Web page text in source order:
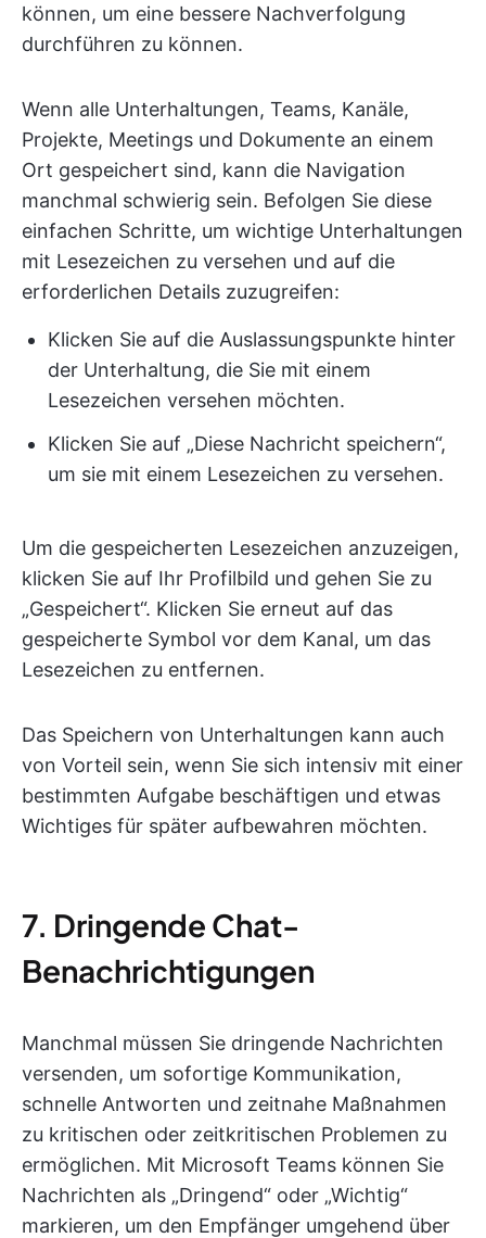
können, um eine bessere Nachverfolgung
durchführen zu können.
Wenn alle Unterhaltungen, Teams, Kanäle,
Projekte, Meetings und Dokumente an einem
Ort gespeichert sind, kann die Navigation
manchmal schwierig sein. Befolgen Sie diese
einfachen Schritte, um wichtige Unterhaltungen
mit Lesezeichen zu versehen und auf die
erforderlichen Details zuzugreifen:
Klicken Sie auf die Auslassungspunkte hinter
der Unterhaltung, die Sie mit einem
Lesezeichen versehen möchten.
Klicken Sie auf „Diese Nachricht speichern“,
um sie mit einem Lesezeichen zu versehen.
Um die gespeicherten Lesezeichen anzuzeigen,
klicken Sie auf Ihr Profilbild und gehen Sie zu
„Gespeichert“. Klicken Sie erneut auf das
gespeicherte Symbol vor dem Kanal, um das
Lesezeichen zu entfernen.
Das Speichern von Unterhaltungen kann auch
von Vorteil sein, wenn Sie sich intensiv mit einer
bestimmten Aufgabe beschäftigen und etwas
Wichtiges für später aufbewahren möchten.
7. Dringende Chat-
Benachrichtigungen
Manchmal müssen Sie dringende Nachrichten
versenden, um sofortige Kommunikation,
schnelle Antworten und zeitnahe Maßnahmen
zu kritischen oder zeitkritischen Problemen zu
ermöglichen. Mit Microsoft Teams können Sie
Nachrichten als „Dringend“ oder „Wichtig“
markieren, um den Empfänger umgehend über